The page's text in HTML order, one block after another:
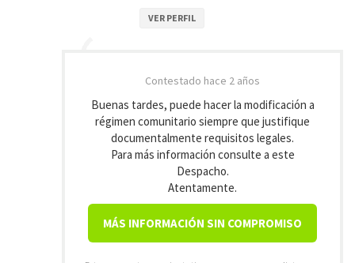
VER PERFIL
Contestado hace 2 años
Buenas tardes, puede hacer la modificación a
régimen comunitario siempre que justifique
documentalmente requisitos legales.
Para más información consulte a este
Despacho.
Atentamente.
MÁS INFORMACIÓN SIN COMPROMISO